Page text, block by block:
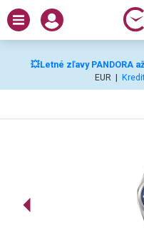
💥Letné zľavy PANDORA
EUR |